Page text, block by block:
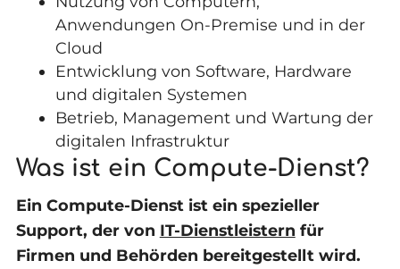
Anwendungen On-Premise und in der
Cloud
Entwicklung von Software, Hardware
und digitalen Systemen
Betrieb, Management und Wartung der
digitalen Infrastruktur
Was ist ein Compute-Dienst?
Ein Compute-Dienst ist ein spezieller
Support, der von IT-Dienstleistern für
Firmen und Behörden bereitgestellt wird.